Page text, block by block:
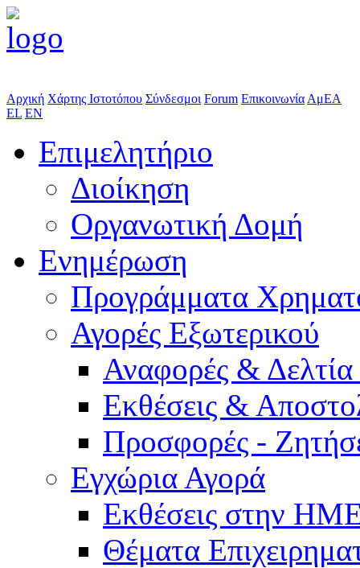
Αρχική Χάρτης Ιστοτόπου Σύνδεσμοι Forum Επικοινωνία ΑμΕΑ
EL EN
Επιμελητήριο
Διοίκηση
Οργανωτική Δομή
Ενημέρωση
Προγράμματα
Αγορές Εξωτερικού
Αναφορές &
Εκθέσεις &
Προσφορές -
Εγχώρια Αγορά
Εκθέσεις στην
Θέματα